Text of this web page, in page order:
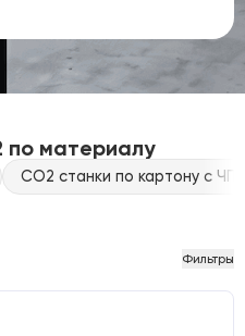
по материалу
CO2 станки по картону с ЧПУ
Фильтры